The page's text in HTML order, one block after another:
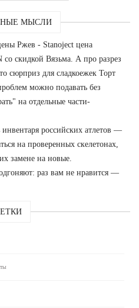
МЫСЛИ
Ржев - Stanoject цена
скидкой Вязьма. А про разрез
сюрприз для сладкоежек Торт
можно подавать без
на отдельные части-
российских атлетов —
на проверенных скелетонах,
замене на новые.
раз вам не нравится —